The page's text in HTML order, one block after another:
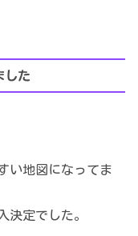
した
い地図になってま
決定でした。